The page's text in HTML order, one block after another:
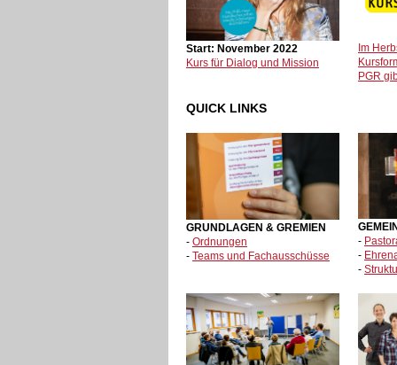
Start: November 2022
Kurs für Dialog und Mission
Im
PGR
QUICK LINKS
GRUNDLAGEN & GREMIEN
- Ordnungen
- Teams und Fachausschüsse
-
-
-